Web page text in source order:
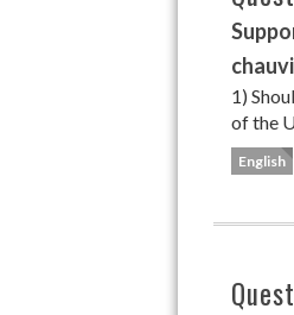
1)
of the
English